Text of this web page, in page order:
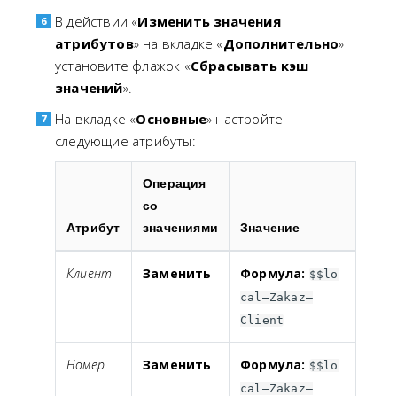
В действии «Изменить значения
атрибутов» на вкладке «Дополнительно»
установите флажок «Сбрасывать кэш
значений».
На вкладке «Основные» настройте
следующие атрибуты:
Атрибут
Операция
со
значениями
Значение
Клиент Заменить Формула: $$lo
cal—Zakaz—
Client
Номер Заменить Формула: $$lo
cal—Zakaz—